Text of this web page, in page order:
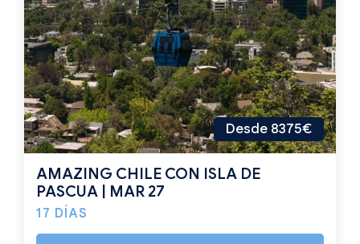
Desde 8375€
AMAZING CHILE CON ISLA DE
PASCUA | MAR 27
17 DÍAS